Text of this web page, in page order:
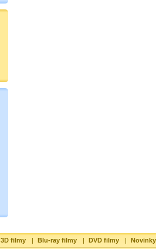
3D filmy | Blu-ray filmy | DVD filmy |